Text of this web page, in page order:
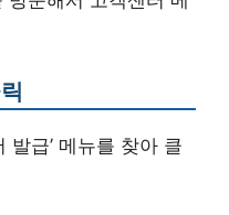
발급’ 메뉴를 찾아 클